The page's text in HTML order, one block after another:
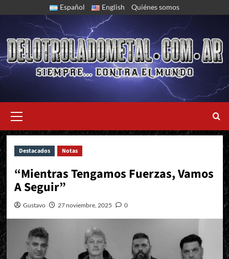
Español English Quiénes somos
Menu
Destacados Notas
“Mientras Tengamos Fuerzas, Vamos
A Seguir”
Gustavo 27 noviembre, 2025 0